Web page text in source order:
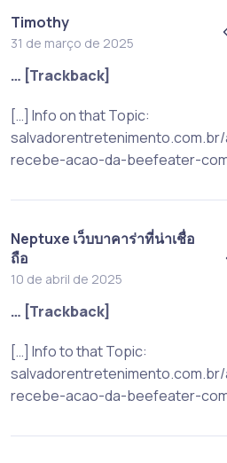
Timothy
31 de março de 2025
… [Trackback]
[…] Info on that Topic:
recebe-acao-da-beefeater-
Neptuxe เว็บบาคาร่าที่น่าเชื่อ
ถือ
10 de abril de 2025
… [Trackback]
[…] Info to that Topic:
recebe-acao-da-beefeater-